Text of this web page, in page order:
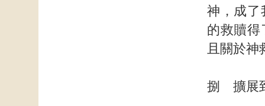
神，成了
的救贖得
且關於
捌 擴展